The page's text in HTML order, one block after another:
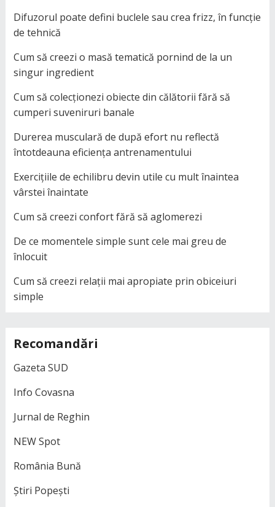
Difuzorul poate defini buclele sau crea frizz, în funcție
de tehnică
Cum să creezi o masă tematică pornind de la un
singur ingredient
Cum să colecționezi obiecte din călătorii fără să
cumperi suveniruri banale
Durerea musculară de după efort nu reflectă
întotdeauna eficiența antrenamentului
Exercițiile de echilibru devin utile cu mult înaintea
vârstei înaintate
Cum să creezi confort fără să aglomerezi
De ce momentele simple sunt cele mai greu de
înlocuit
Cum să creezi relații mai apropiate prin obiceiuri
simple
Recomandări
Gazeta SUD
Info Covasna
Jurnal de Reghin
NEW Spot
România Bună
Știri Popești